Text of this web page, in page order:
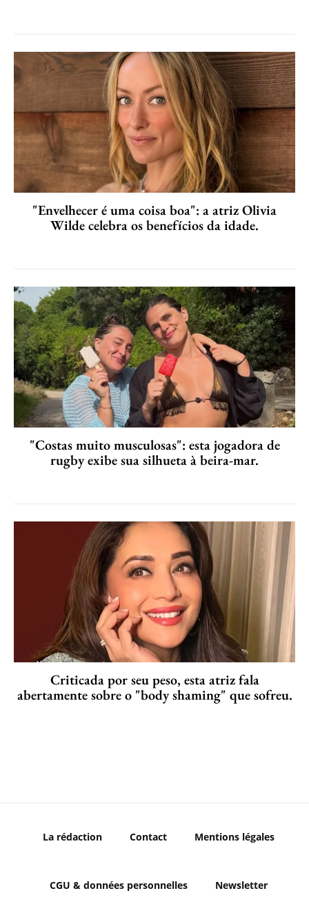
"Envelhecer é uma coisa boa": a atriz Olivia
Wilde celebra os benefícios da idade.
"Costas muito musculosas": esta jogadora de
rugby exibe sua silhueta à beira-mar.
Criticada por seu peso, esta atriz fala
abertamente sobre o "body shaming" que sofreu.
La rédaction Contact Mentions légales
CGU & données personnelles Newsletter